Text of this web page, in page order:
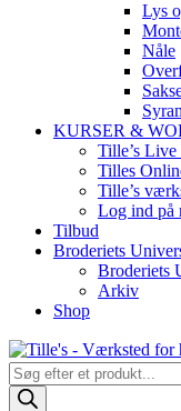
Lys
Nåle
KURSER &
Tille’s
Tilles
Tille’s
Log ind på
Tilbud
Broderiets
Broderiets
Arkiv
Shop
Products
search